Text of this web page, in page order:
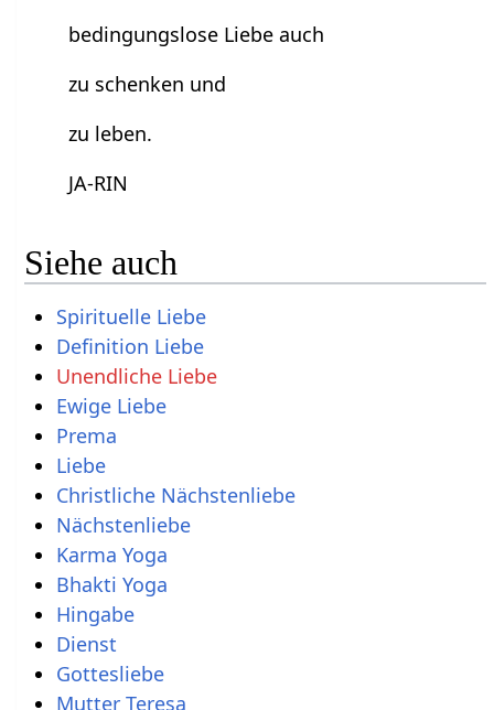
bedingungslose Liebe auch
zu schenken und
zu leben.
JA-RIN
Siehe auch
Spirituelle Liebe
Definition Liebe
Unendliche Liebe
Ewige Liebe
Prema
Liebe
Christliche Nächstenliebe
Nächstenliebe
Karma Yoga
Bhakti Yoga
Hingabe
Dienst
Gottesliebe
Mutter Teresa